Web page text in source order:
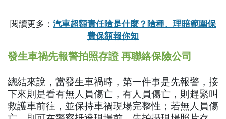
閱讀更多： 汽車超額責任險是什麼？險種、理賠範圍保
費保額報你知
發生車禍先報警拍照存證 再聯絡保險公司
總結來說，當發生車禍時，第一件事是先報警，接
下來則是看有無人員傷亡，有人員傷亡，則趕緊叫
救護車前往，並保持車禍現場完整性；若無人員傷